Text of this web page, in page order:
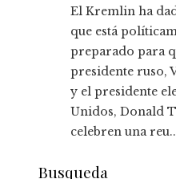
El Kremlin ha
que está
preparado para
presidente ruso,
y el presidente
Unidos, Donald
celebren una
Busqueda